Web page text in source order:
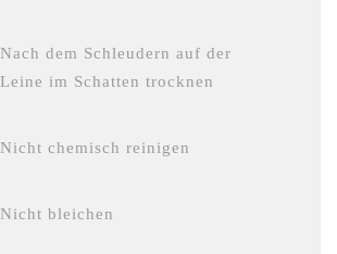
Nach dem Schleudern auf der
Leine im Schatten trocknen
Nicht chemisch reinigen
Nicht bleichen